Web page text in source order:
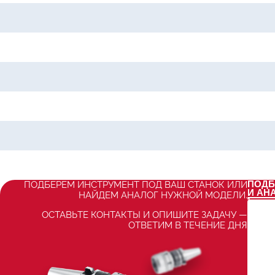
ПОДБЕРЕМ ИНСТРУМЕНТ ПОД ВАШ СТАНОК ИЛИ
НАЙДЕМ АНАЛОГ НУЖНОЙ МОДЕЛИ.
ОСТАВЬТЕ КОНТАКТЫ И ОПИШИТЕ ЗАДАЧУ —
ОТВЕТИМ В ТЕЧЕНИЕ ДНЯ
И